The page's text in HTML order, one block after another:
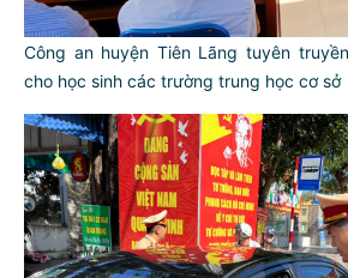
Công an huyện Tiên Lãng tuyên
cho học sinh các trường trung học cơ sở